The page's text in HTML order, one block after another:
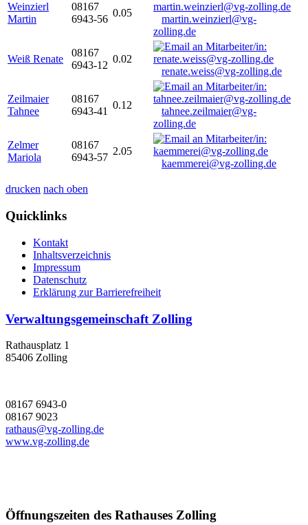
Weinzierl
Martin
08167
6943-56
0.05
martin.weinzierl@vg-
zolling.de
Weiß Renate
08167
6943-12
0.02
renate.weiss@vg-zolling.de
Zeilmaier
Tahnee
08167
6943-41
0.12
tahnee.zeilmaier@vg-
zolling.de
Zelmer
Mariola
08167
6943-57
2.05
kaemmerei@vg-zolling.de
drucken nach oben
Quicklinks
Kontakt
Inhaltsverzeichnis
Impressum
Datenschutz
Erklärung zur Barrierefreiheit
Verwaltungsgemeinschaft Zolling
Rathausplatz 1
85406 Zolling
08167 6943-0
08167 9023
rathaus@vg-zolling.de
www.vg-zolling.de
Öffnungszeiten des Rathauses Zolling